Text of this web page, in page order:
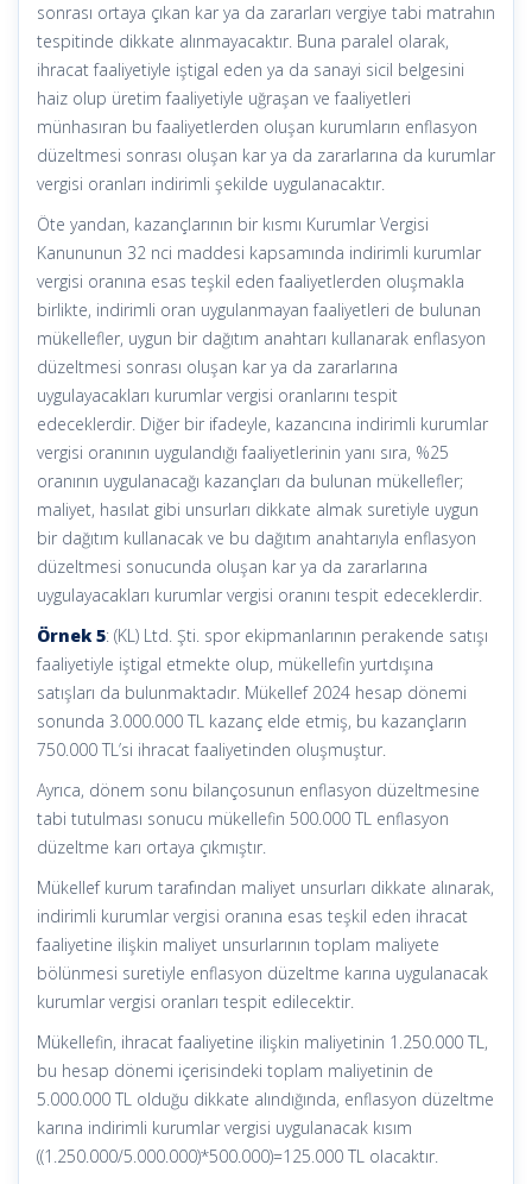
sonrası ortaya çıkan kar ya da zararları vergiye tabi matrahın
tespitinde dikkate alınmayacaktır. Buna paralel olarak,
ihracat faaliyetiyle iştigal eden ya da sanayi sicil belgesini
haiz olup üretim faaliyetiyle uğraşan ve faaliyetleri
münhasıran bu faaliyetlerden oluşan kurumların enflasyon
düzeltmesi sonrası oluşan kar ya da zararlarına da kurumlar
vergisi oranları indirimli şekilde uygulanacaktır.
Öte yandan, kazançlarının bir kısmı Kurumlar Vergisi
Kanununun 32 nci maddesi kapsamında indirimli kurumlar
vergisi oranına esas teşkil eden faaliyetlerden oluşmakla
birlikte, indirimli oran uygulanmayan faaliyetleri de bulunan
mükellefler, uygun bir dağıtım anahtarı kullanarak enflasyon
düzeltmesi sonrası oluşan kar ya da zararlarına
uygulayacakları kurumlar vergisi oranlarını tespit
edeceklerdir. Diğer bir ifadeyle, kazancına indirimli kurumlar
vergisi oranının uygulandığı faaliyetlerinin yanı sıra, %25
oranının uygulanacağı kazançları da bulunan mükellefler;
maliyet, hasılat gibi unsurları dikkate almak suretiyle uygun
bir dağıtım kullanacak ve bu dağıtım anahtarıyla enflasyon
düzeltmesi sonucunda oluşan kar ya da zararlarına
uygulayacakları kurumlar vergisi oranını tespit edeceklerdir.
Örnek 5: (KL) Ltd. Şti. spor ekipmanlarının perakende satışı
faaliyetiyle iştigal etmekte olup, mükellefin yurtdışına
satışları da bulunmaktadır. Mükellef 2024 hesap dönemi
sonunda 3.000.000 TL kazanç elde etmiş, bu kazançların
750.000 TL’si ihracat faaliyetinden oluşmuştur.
Ayrıca, dönem sonu bilançosunun enflasyon düzeltmesine
tabi tutulması sonucu mükellefin 500.000 TL enflasyon
düzeltme karı ortaya çıkmıştır.
Mükellef kurum tarafından maliyet unsurları dikkate alınarak,
indirimli kurumlar vergisi oranına esas teşkil eden ihracat
faaliyetine ilişkin maliyet unsurlarının toplam maliyete
bölünmesi suretiyle enflasyon düzeltme karına uygulanacak
kurumlar vergisi oranları tespit edilecektir.
Mükellefin, ihracat faaliyetine ilişkin maliyetinin 1.250.000 TL,
bu hesap dönemi içerisindeki toplam maliyetinin de
5.000.000 TL olduğu dikkate alındığında, enflasyon düzeltme
karına indirimli kurumlar vergisi uygulanacak kısım
((1.250.000/5.000.000)*500.000)=125.000 TL olacaktır.